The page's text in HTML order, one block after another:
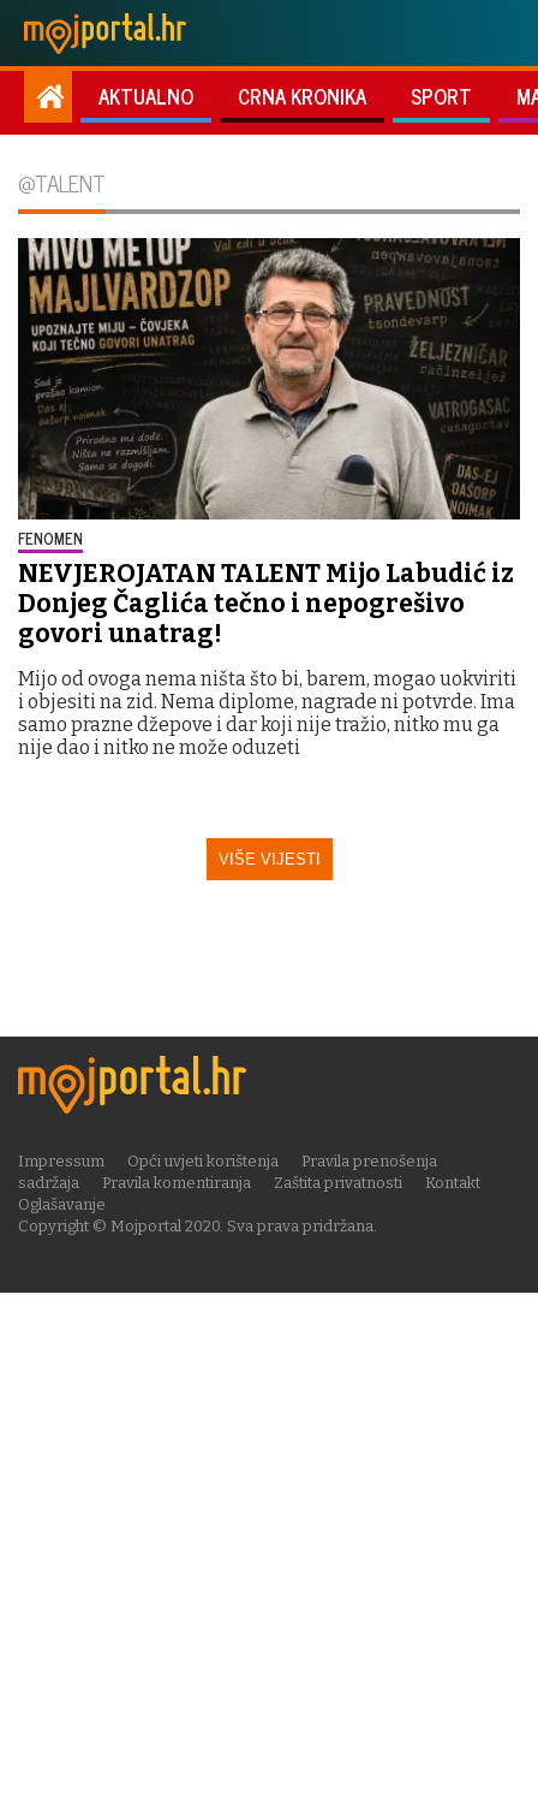
AKTUALNO CRNA KRONIKA SPORT
@TALENT
FENOMEN
NEVJEROJATAN TALENT Mijo Labudić iz
Donjeg Čaglića tečno i nepogrešivo
govori unatrag!
Mijo od ovoga nema ništa što bi, barem, mogao uokviriti
i objesiti na zid. Nema diplome, nagrade ni potvrde. Ima
samo prazne džepove i dar koji nije tražio, nitko mu ga
nije dao i nitko ne može oduzeti
VIŠE VIJESTI
Copyright © Mojportal 2020. Sva prava pridržana.
Impressum Opći uvjeti korištenja
Pravila prenošenja
sadržaja
Pravila komentiranja Zaštita privatnosti
Kontakt
Oglašavanje